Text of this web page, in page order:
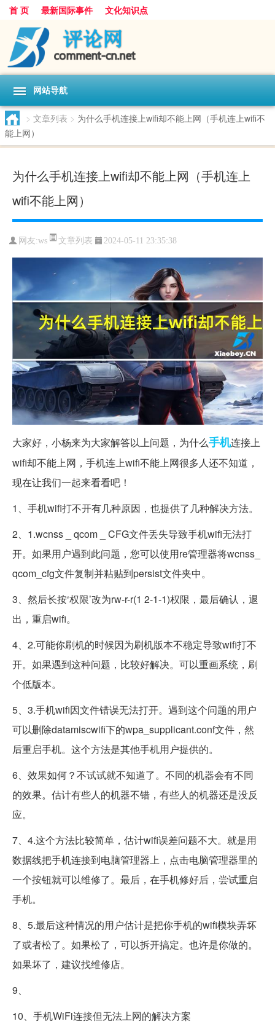
首 页 最新国际事件 文化知识点
网站导航
> 文章列表 > 为什么手机连接上wifi却不能上网（手机连上wifi不
能上网）
为什么手机连接上wifi却不能上网（手机连上
wifi不能上网）
网友:ws 文章列表 2024-05-11 23:35:38
大家好，小杨来为大家解答以上问题，为什么手机连接上
wifi却不能上网，手机连上wifi不能上网很多人还不知道，
现在让我们一起来看看吧！
1、手机wifi打不开有几种原因，也提供了几种解决方法。
2、1.wcnss _ qcom _ CFG文件丢失导致手机wifi无法打
开。如果用户遇到此问题，您可以使用re管理器将wcnss_
qcom_cfg文件复制并粘贴到persist文件夹中。
3、然后长按‘权限’改为rw-r-r(1 2-1-1)权限，最后确认，退
出，重启wifi。
4、2.可能你刷机的时候因为刷机版本不稳定导致wifi打不
开。如果遇到这种问题，比较好解决。可以重画系统，刷
个低版本。
5、3.手机wifi因文件错误无法打开。遇到这个问题的用户
可以删除datamiscwifi下的wpa_supplicant.conf文件，然
后重启手机。这个方法是其他手机用户提供的。
6、效果如何？不试试就不知道了。不同的机器会有不同
的效果。估计有些人的机器不错，有些人的机器还是没反
应。
7、4.这个方法比较简单，估计wifi误差问题不大。就是用
数据线把手机连接到电脑管理器上，点击电脑管理器里的
一个按钮就可以维修了。最后，在手机修好后，尝试重启
手机。
8、5.最后这种情况的用户估计是把你手机的wifi模块弄坏
了或者松了。如果松了，可以拆开搞定。也许是你做的。
如果坏了，建议找维修店。
9、
10、手机WiFi连接但无法上网的解决方案